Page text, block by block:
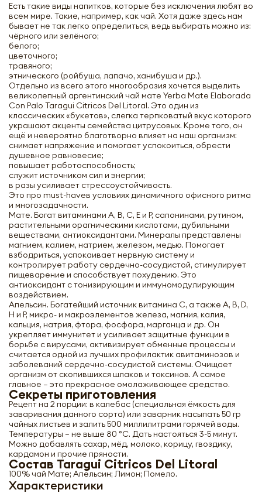
Есть такие виды напитков, которые без исключения любят во
всем мире. Такие, например, как чай. Хотя даже здесь нам
бывает не так легко определиться, ведь выбирать можно из:
чёрного или зелёного;
белого;
цветочного;
травяного;
этнического (ройбуша, лапачо, ханибуша и др.).
Отдельно из всего этого многообразия хочется выделить
великолепный аргентинский чай мате Yerba Mate Elaborada
Con Palo Taragui Citricos Del Litoral. Это один из
классических «букетов», слегка терпковатый вкус которого
украшают акценты семейства цитрусовых. Кроме того, он
ещё и невероятно благотворно влияет на наш организм:
снимает напряжение и помогает успокоиться, обрести
душевное равновесие;
повышает работоспособность;
служит источником сил и энергии;
в разы усиливает стрессоустойчивость.
Это про must-haveв условиях динамичного офисного ритма
и многозадачности.
Мате. Богат витаминами А, В, С, Е и Р, сапонинами, рутином,
растительными орагническими кислотами, дубильными
веществами, антиоксидантами. Минералы представлены
магнием, калием, натрием, железом, медью. Помогает
взбодриться, успокаивает нервную систему и
контролирует работу сердечно-сосудистой, стимулирует
пищеварение и способствует похудению. Это
антиоксидант с тонизирующим и иммуномодулирующим
воздействием.
Апельсин. Богатейший источник витамина С, а также А, В, D,
Н и Р, микро- и макроэлементов железа, магния, калия,
кальция, натрия, фтора, фосфора, марганца и др. Он
укрепляет иммунитет и усиливает защитные функции в
борьбе с вирусами, активизирует обменные процессы и
считается одной из лучших профилактик авитаминозов и
заболеваний сердечно-сосудистой системы. Очищает
организм от скопившихся шлаков и токсинов. А самое
главное – это прекрасное омолаживающее средство.
Секреты приготовления
Рецепт на 2 порции: в калебас (специальная ёмкость для
заваривания данного сорта) или заварник насыпать 50 гр
чайных листьев и залить 500 миллилитрами горячей воды.
Температуры – не выше 80 °С. Дать настояться 3-5 минут.
Можно добавлять сахар, мёд, молоко, корицу, гвоздику,
кардамон и прочие пряности.
Состав Taragui Citricos Del Litoral
100% чай Мате; Апельсин; Лимон; Помело.
Характеристики
Нажимая кнопку «Отправить», я даю своё согласие
на обработку моих персональных данных, в
соответствии с Федеральным законом от
27.07.2006 года № 152-ФЗ «О персональных
данных», на условиях и для целей, определённых в
Согласии на обработкуперсональных данных
Заполняя форму я даю свое согласие на email
рассылку
Отправить
Чай мате Тарагуй (mate) с цитрусовыми
Las Marias | Лас Мариас 500г
- +
Нажимая кнопку «Оформить», я даю своё согласие
на обработку моих персональных данных, в
соответствии с Федеральным законом от
27.07.2006 года № 152-ФЗ «О персональных
данных», на условиях и для целей, определённых в
Согласии на обработкуперсональных данных
Заполняя форму я даю свое согласие на email
рассылку
Оформить